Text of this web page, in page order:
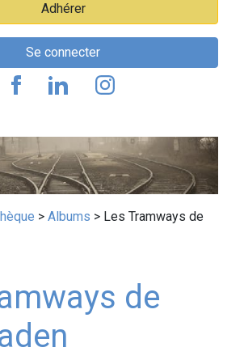
Adhérer
Se connecter
Albums
Les Tramways de
de